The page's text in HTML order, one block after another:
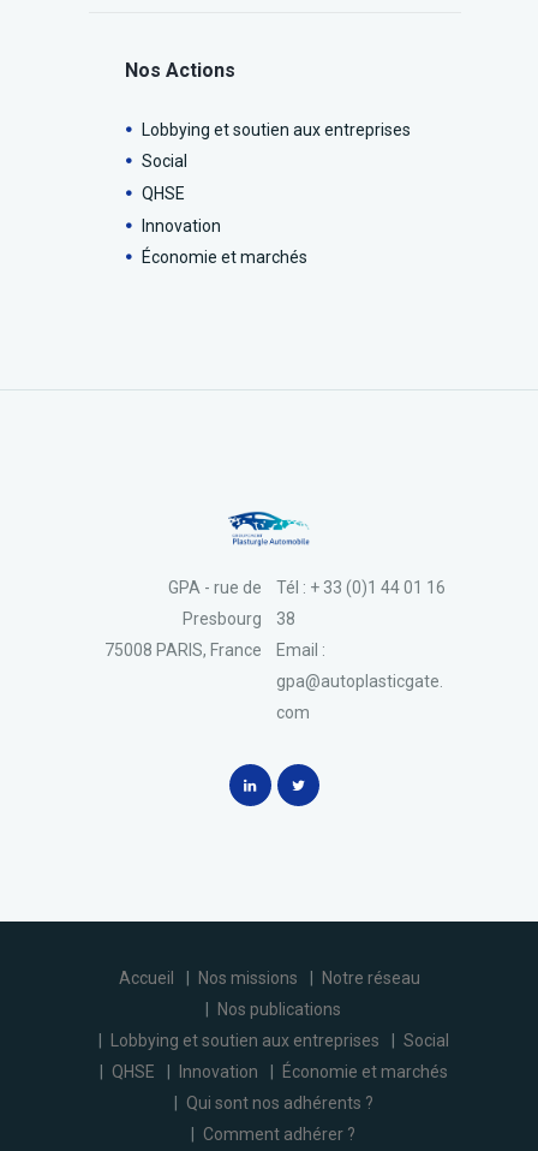
Nos Actions
Lobbying et soutien aux entreprises
Social
QHSE
Innovation
Économie et marchés
Tél : + 33 (0)1 44 01 16
38
Email :
gpa@autoplasticgate.
com
GPA - rue de
Presbourg
75008 PARIS, France
Accueil Nos missions
Notre réseau
Nos publications
Lobbying et soutien aux entreprises
Social
QHSE
Innovation
Économie et marchés
Qui sont nos adhérents ?
Comment adhérer ?